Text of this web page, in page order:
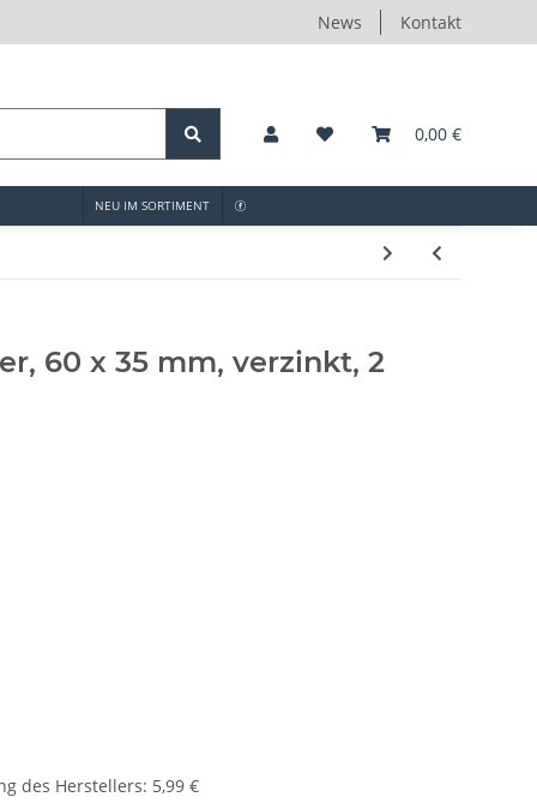
News Kontakt
0,00 €
NEU IM SORTIMENT
60 x 35 mm, verzinkt, 2
des Herstellers: 5,99 €